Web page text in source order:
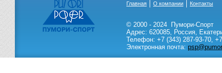
Главная О компании Контакты
© 2000 - 2024
Пумори-Спорт
Адрес: 620085, Россия,
Телефон: +7 (343) 287-93-70,
Электронная почта: